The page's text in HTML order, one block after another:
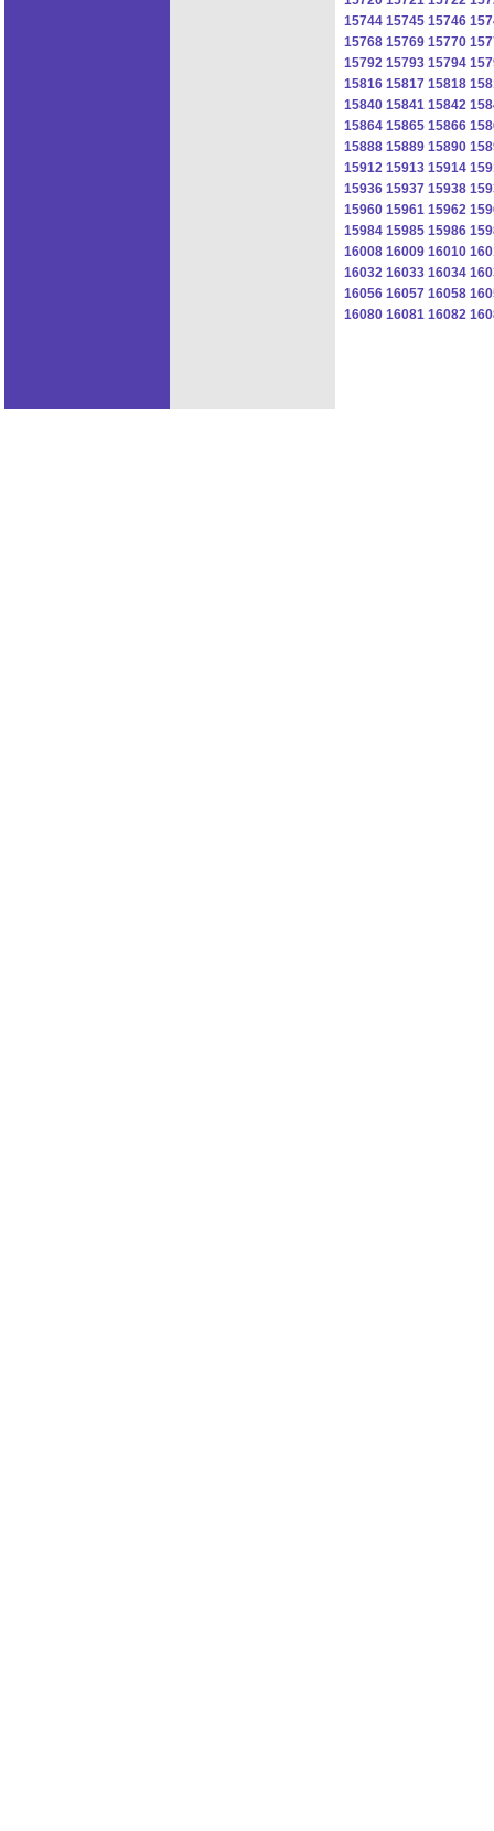
15744 15745 15746
15768 15769 15770
15792 15793 15794
15816 15817 15818
15840 15841 15842
15864 15865 15866
15888 15889 15890
15912 15913 15914
15936 15937 15938
15960 15961 15962
15984 15985 15986
16008 16009 16010
16032 16033 16034
16056 16057 16058
16080 16081 16082